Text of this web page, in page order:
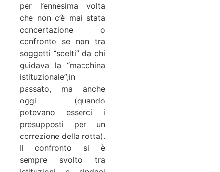
per l’ennesima volta
che non c’è mai stata
concertazione o
confronto se non tra
soggetti “scelti” da chi
guidava la “macchina
istituzionale”;in
passato, ma anche
oggi (quando
potevano esserci i
presupposti per un
correzione della rotta).
Il confronto si è
sempre svolto tra